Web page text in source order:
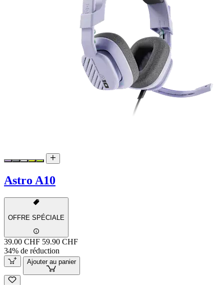
Astro A10
OFFRE SPÉCIALE
39.00 CHF 59.90 CHF
34% de réduction
Ajouter au panier